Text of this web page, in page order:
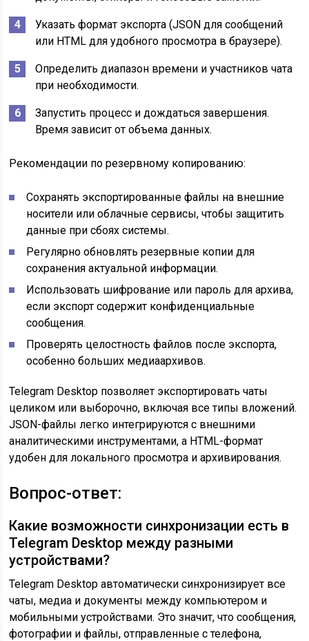
Указать формат экспорта (JSON для сообщений
или HTML для удобного просмотра в браузере).
Определить диапазон времени и участников чата
при необходимости.
Запустить процесс и дождаться завершения.
Время зависит от объема данных.
Рекомендации по резервному копированию:
Сохранять экспортированные файлы на внешние
носители или облачные сервисы, чтобы защитить
данные при сбоях системы.
Регулярно обновлять резервные копии для
сохранения актуальной информации.
Использовать шифрование или пароль для архива,
если экспорт содержит конфиденциальные
сообщения.
Проверять целостность файлов после экспорта,
особенно больших медиаархивов.
Telegram Desktop позволяет экспортировать чаты
целиком или выборочно, включая все типы вложений.
JSON-файлы легко интегрируются с внешними
аналитическими инструментами, а HTML-формат
удобен для локального просмотра и архивирования.
Вопрос-ответ:
Какие возможности синхронизации есть в
Telegram Desktop между разными
устройствами?
Telegram Desktop автоматически синхронизирует все
чаты, медиа и документы между компьютером и
мобильными устройствами. Это значит, что сообщения,
фотографии и файлы, отправленные с телефона,